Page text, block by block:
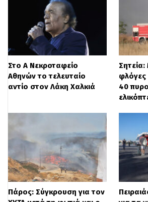
Η ανησυχία των κατοίκων
καθώς δεν έχει προηγηθεί
σεισμική δόνηση που θα
δικαιολογήσει το
ανησυχούν για την
εδάφουςκαθώς ακόμη
δεν
διαπιστωθεί η αιτία
αλλά
Στο Α΄ Νεκροταφείο
Αθηνών το τελευταίο
αντίο στον Λάκη Χαλκιά
Σητεία:
φλόγες
40
Πάρος: Σύγκρουση για τον